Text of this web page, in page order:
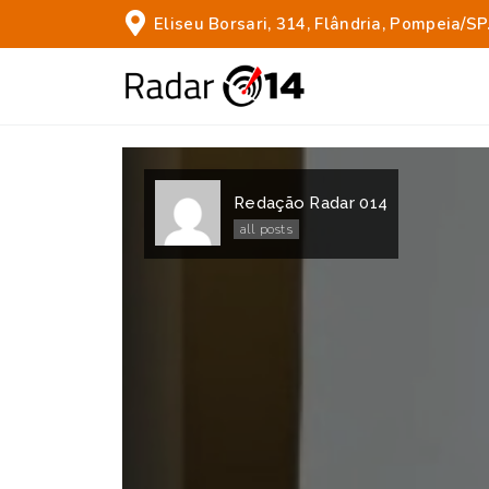
Eliseu Borsari, 314, Flândria, Pompeia/
Redação Radar 014
all posts